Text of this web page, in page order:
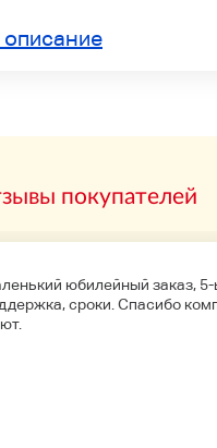
покупателей
юбилейный заказ,
сроки. Спасибо